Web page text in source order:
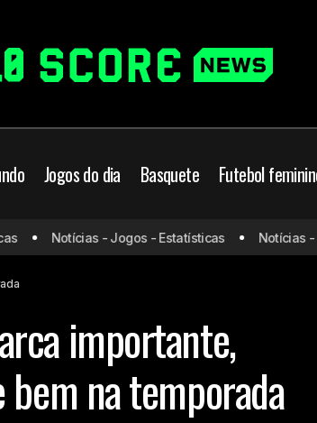
Jogos do dia Basquete Futebol
marca importante, Barcelona vence e segue
Notícias - Jogos - Estatísticas Notícias -
importante,
bem na temporada